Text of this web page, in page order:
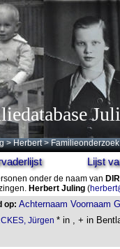
>Herbert >Familieonderzoek
Lijst
onder de naam van
Herbert Juling (
op: Achternaam Voornaam
Jürgen * in , + in